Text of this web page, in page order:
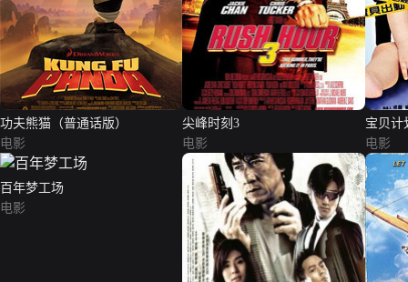
功夫熊猫（普通话版）
电影
尖峰时刻3
电影
宝贝计
电影
百年梦工场
电影